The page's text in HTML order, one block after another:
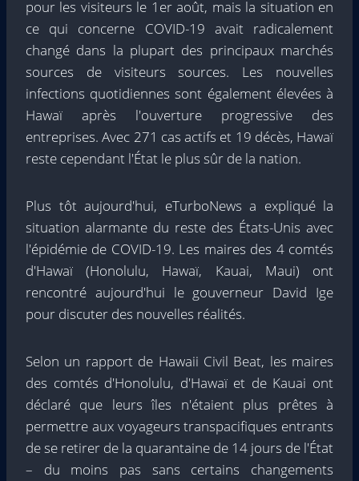
pour les visiteurs le 1er août, mais la situation en
ce qui concerne COVID-19 avait radicalement
changé dans la plupart des principaux marchés
sources de visiteurs sources. Les nouvelles
infections quotidiennes sont également élevées à
Hawaï après l'ouverture progressive des
entreprises. Avec 271 cas actifs et 19 décès, Hawaï
reste cependant l'État le plus sûr de la nation.
Plus tôt aujourd'hui, eTurboNews a expliqué la
situation alarmante du reste des États-Unis avec
l'épidémie de COVID-19. Les maires des 4 comtés
d'Hawaï (Honolulu, Hawaï, Kauai, Maui) ont
rencontré aujourd'hui le gouverneur David Ige
pour discuter des nouvelles réalités.
Selon un rapport de Hawaii Civil Beat, les maires
des comtés d'Honolulu, d'Hawaï et de Kauai ont
déclaré que leurs îles n'étaient plus prêtes à
permettre aux voyageurs transpacifiques entrants
de se retirer de la quarantaine de 14 jours de l'État
– du moins pas sans certains changements